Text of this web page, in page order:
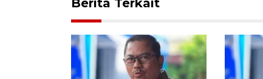
Berita Terkait